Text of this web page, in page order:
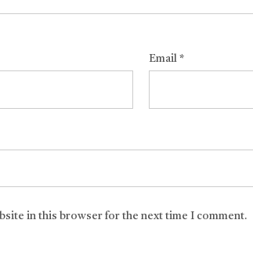
Email *
in this browser for the next time I comment.